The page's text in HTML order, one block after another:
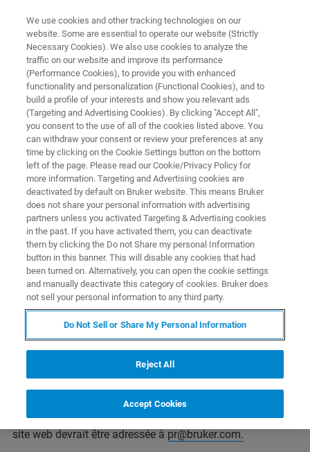
Conditions d'utilisation
Innovation avec intégrité
Informations sur la propriété
intellectuelle
Les droits d'auteur dans tous les documents utilisés sur ce
site appartiennent à Bruker Corporation. Il est interdit
d’intégrer les contenus protégés publiés sur ces sites
Internet dans d'autres programmes ou d'autres sites Web
ou de les utiliser dans un but commercial de quelque
manière que ce soit. Toute demande d'autorisation à
reproduire une information quelconque contenue sur ce
site web devrait être adressée à pr@bruker.com.
We use cookies and other tracking technologies on our
website. Some are essential to operate our website (Strictly
Necessary Cookies). We also use cookies to analyze the
traffic on our website and improve its performance
(Performance Cookies), to provide you with enhanced
functionality and personalization (Functional Cookies), and to
build a profile of your interests and show you relevant ads
(Targeting and Advertising Cookies). By clicking "Accept All",
you consent to the use of all of the cookies listed above. You
can withdraw your consent or review your preferences at any
time by clicking on the Cookie Settings button on the bottom
left of the page. Please read our Cookie/Privacy Policy for
more information. Targeting and Advertising cookies are
deactivated by default on Bruker website. This means Bruker
does not share your personal information with advertising
partners unless you activated Targeting & Advertising cookies
in the past. If you have activated them, you can deactivate
them by clicking the Do not Share my personal Information
button in this banner. This will disable any cookies that had
been turned on. Alternatively, you can open the cookie settings
and manually deactivate this category of cookies. Bruker does
not sell your personal information to any third party.
Do Not Sell or Share My Personal Information
Reject All
Accept Cookies